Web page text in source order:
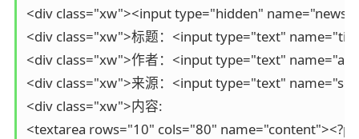
<div class="xw"><input type="hidden"
<div class="xw">标题：<input type="text"
<div class="xw">作者：<input type="text"
<div class="xw">来源：<input type="text"
<div class="xw">内容:
<textarea rows="10" cols="80"